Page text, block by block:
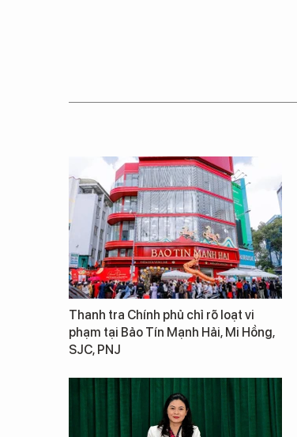
Thanh tra Chính phủ chỉ rõ loạt vi
phạm tại Bảo Tín Mạnh Hải, Mi Hồng,
SJC, PNJ